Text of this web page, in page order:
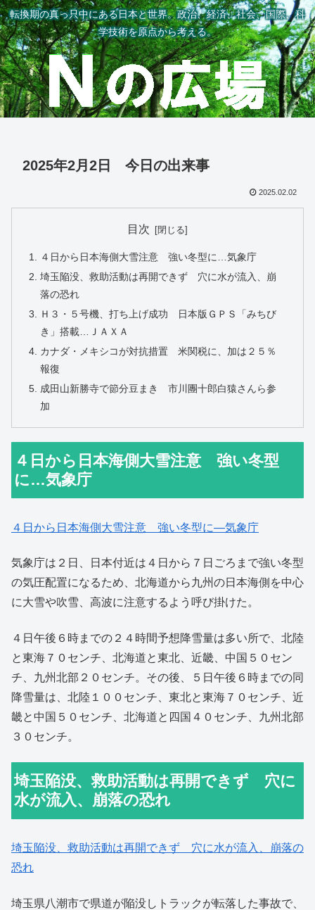
転換期の真っ只中にある日本と世界。政治、経済、社会、国際、科
学技術を原点から考える。
2025年2月2日 今日の出来事
2025.02.02
目次
４日から日本海側大雪注意 強い冬型に…気象庁
埼玉陥没、救助活動は再開できず 穴に水が流入、崩
落の恐れ
Ｈ３・５号機、打ち上げ成功 日本版ＧＰＳ「みちび
き」搭載…ＪＡＸＡ
カナダ・メキシコが対抗措置 米関税に、加は２５％
報復
成田山新勝寺で節分豆まき 市川團十郎白猿さんら参
加
４日から日本海側大雪注意 強い冬型
に…気象庁
４日から日本海側大雪注意 強い冬型に―気象庁
気象庁は２日、日本付近は４日から７日ごろまで強い冬型
の気圧配置になるため、北海道から九州の日本海側を中心
に大雪や吹雪、高波に注意するよう呼び掛けた。
４日午後６時までの２４時間予想降雪量は多い所で、北陸
と東海７０センチ、北海道と東北、近畿、中国５０セン
チ、九州北部２０センチ。その後、５日午後６時までの同
降雪量は、北陸１００センチ、東北と東海７０センチ、近
畿と中国５０センチ、北海道と四国４０センチ、九州北部
３０センチ。
埼玉陥没、救助活動は再開できず 穴に
水が流入、崩落の恐れ
埼玉陥没、救助活動は再開できず 穴に水が流入、崩落の
恐れ
埼玉県八潮市で県道が陥没しトラックが転落した事故で、